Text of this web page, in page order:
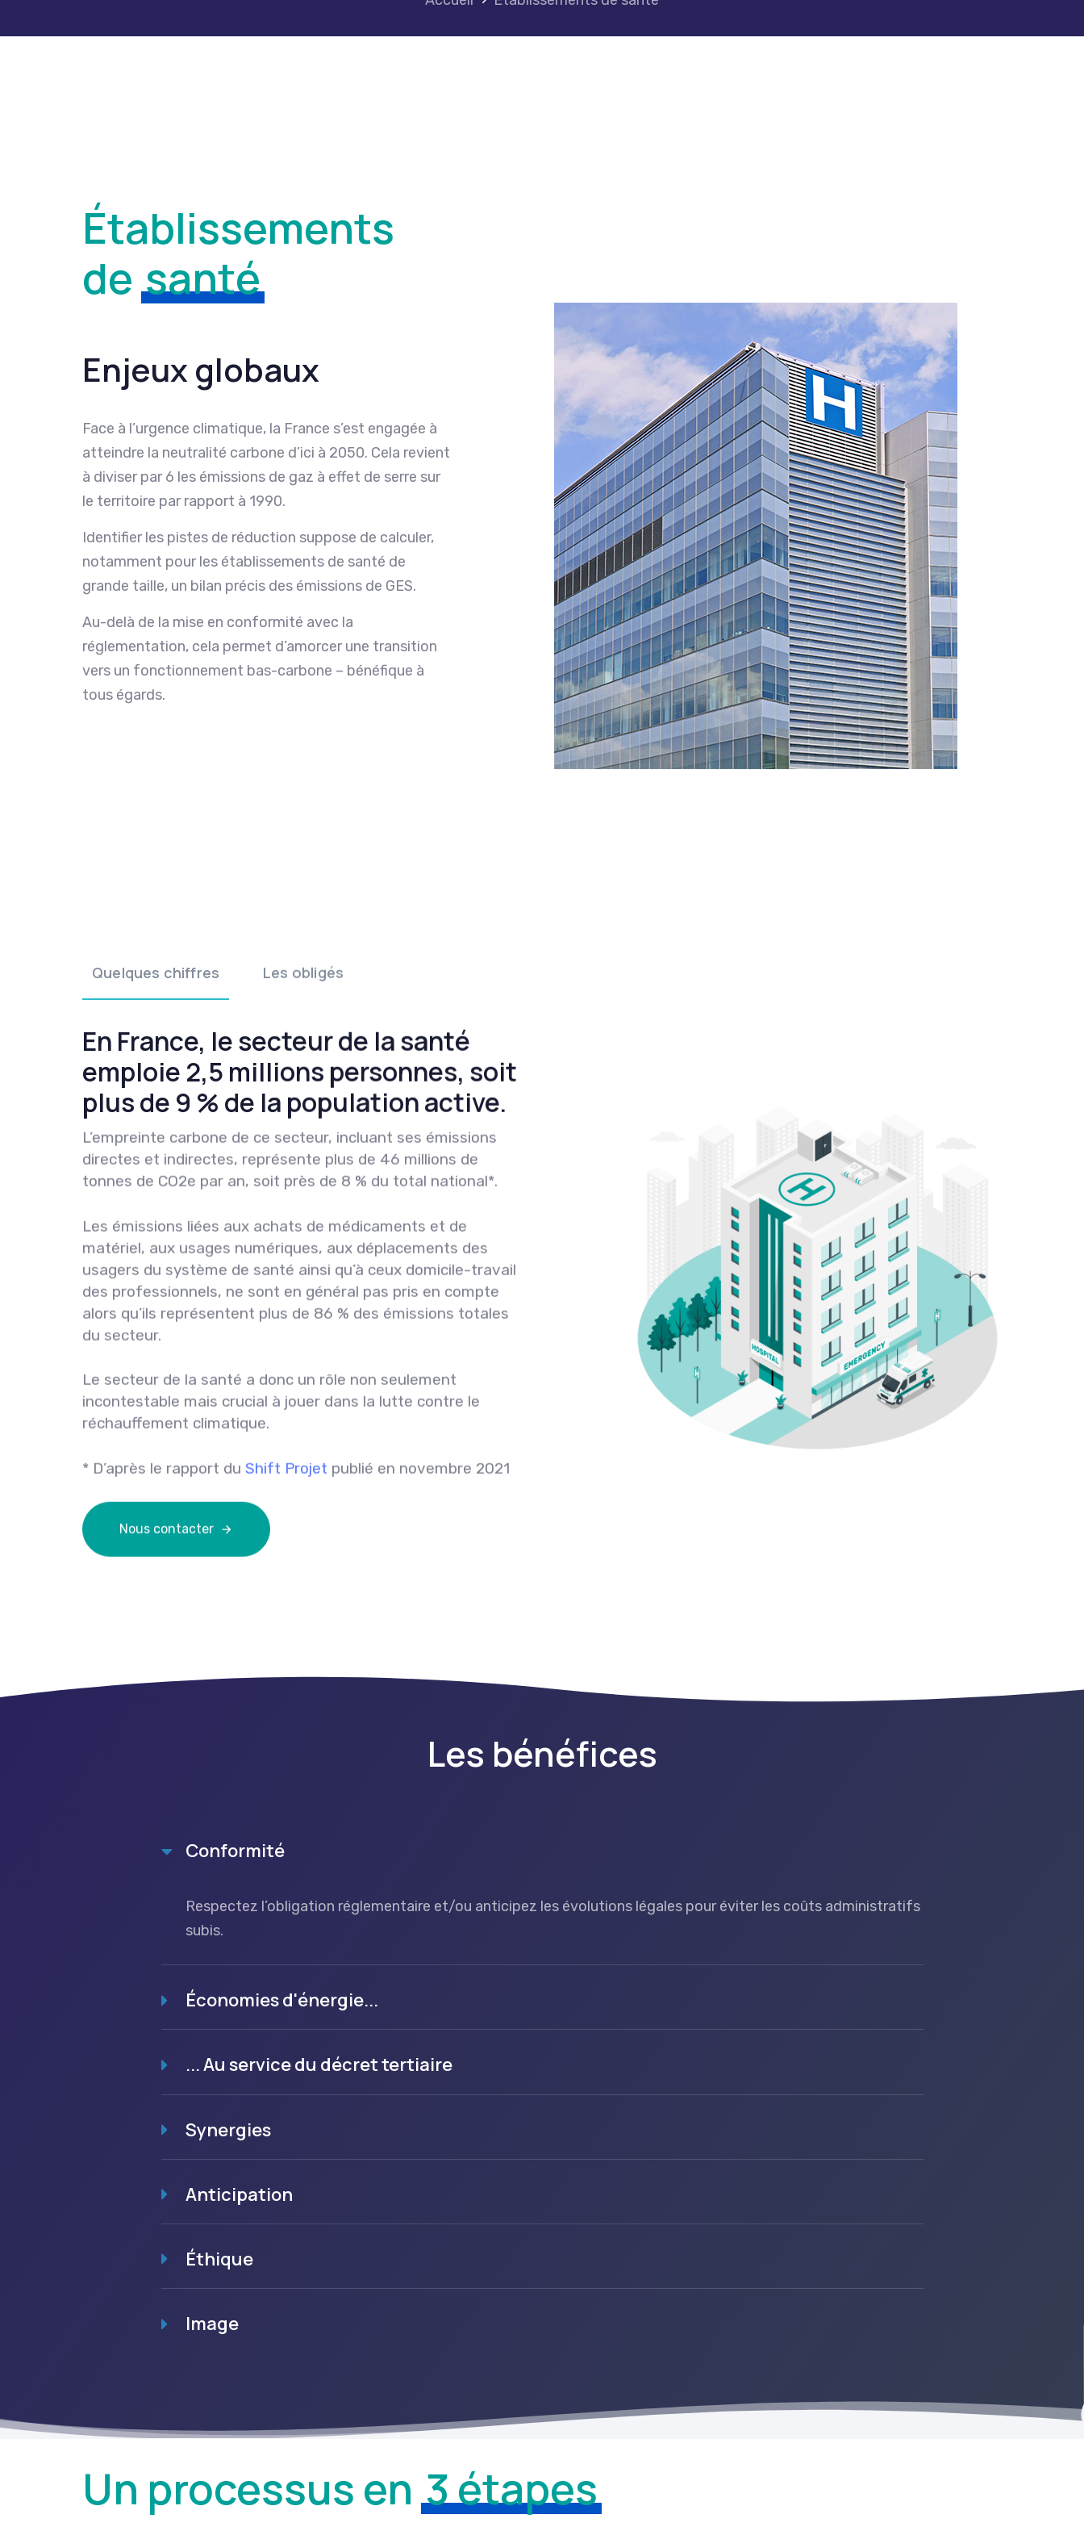
Établissements
de santé
Enjeux globaux
Face à l’urgence climatique, la France s’est engagée à
atteindre la neutralité carbone d’ici à 2050. Cela revient
à diviser par 6 les émissions de gaz à effet de serre sur
le territoire par rapport à 1990.
Identifier les pistes de réduction suppose de calculer,
notamment pour les établissements de santé de
grande taille, un bilan précis des émissions de GES.
Au-delà de la mise en conformité avec la
réglementation, cela permet d’amorcer une transition
vers un fonctionnement bas-carbone – bénéfique à
tous égards.
Quelques chiffres Les obligés
En France, le secteur de la santé
emploie 2,5 millions personnes, soit
plus de 9 % de la population active.
L’empreinte carbone de ce secteur, incluant ses émissions
directes et indirectes, représente plus de 46 millions de
tonnes de CO2e par an, soit près de 8 % du total national*.
Les émissions liées aux achats de médicaments et de
matériel, aux usages numériques, aux déplacements des
usagers du système de santé ainsi qu’à ceux domicile-travail
des professionnels, ne sont en général pas pris en compte
alors qu’ils représentent plus de 86 % des émissions totales
du secteur.
Le secteur de la santé a donc un rôle non seulement
incontestable mais crucial à jouer dans la lutte contre le
réchauffement climatique.
* D’après le rapport du Shift Projet publié en novembre 2021
Nous contacter
Les bénéfices
Conformité
Respectez l’obligation réglementaire et/ou anticipez les évolutions légales pour éviter les coûts administratifs
subis.
Économies d'énergie...
... Au service du décret tertiaire
Synergies
Anticipation
Éthique
Image
Un processus en 3 étapes